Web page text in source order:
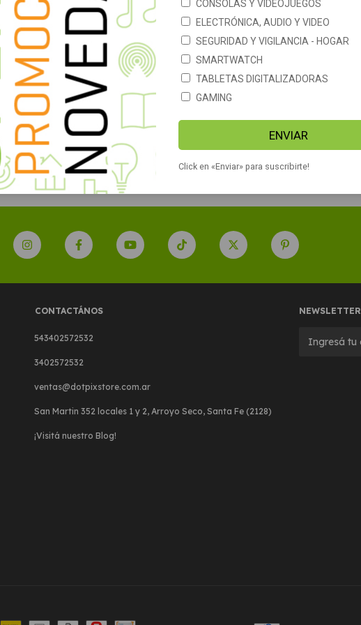
Contadora De
Portatil Handy
V30 contador +
$7.242
Contadora de billetes
Daihatsu D-CB100
$188.900
CONTACTÁNOS
543402572532
3402572532
ventas@dotpixstore.com.ar
San Martin 352 locales 1 y 2, Arroyo Seco, Santa Fe (2128)
¡Visitá nuestro Blog!
NEWSLETTER
CONSOLAS Y VIDEOJUEGOS
ELECTRÓNICA, AUDIO Y VIDEO
SEGURIDAD Y VIGILANCIA - HOGAR
SMARTWATCH
TABLETAS DIGITALIZADORAS
GAMING
ENVIAR
Click en «Enviar» para suscribirte!